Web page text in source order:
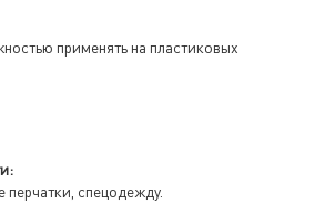
применять на пластиковых
перчатки, спецодежду.